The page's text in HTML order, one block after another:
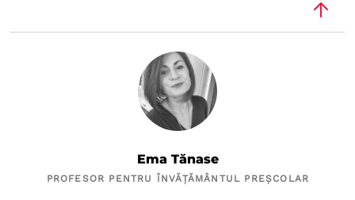
Ema Tănase
PROFESOR PENTRU ÎNVĂȚĂMÂNTUL PREȘCOLAR